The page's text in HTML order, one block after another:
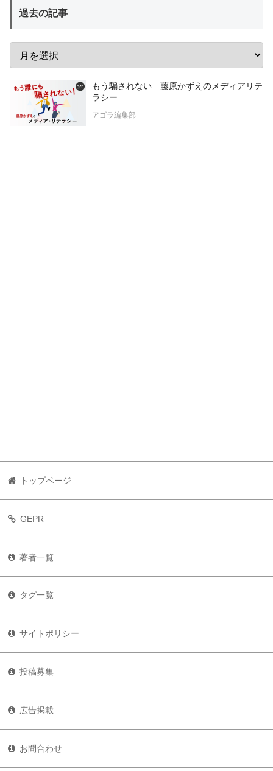
過去の記事
もう騙されない 藤原かずえのメディアリテ
ラシー
アゴラ編集部
トップページ
GEPR
著者一覧
タグ一覧
サイトポリシー
投稿募集
広告掲載
お問合わせ